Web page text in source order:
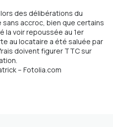
des délibérations du
accroc, bien que certains
la voir repoussée au 1er
au locataire a été saluée par
doivent figurer TTC sur
– Fotolia.com